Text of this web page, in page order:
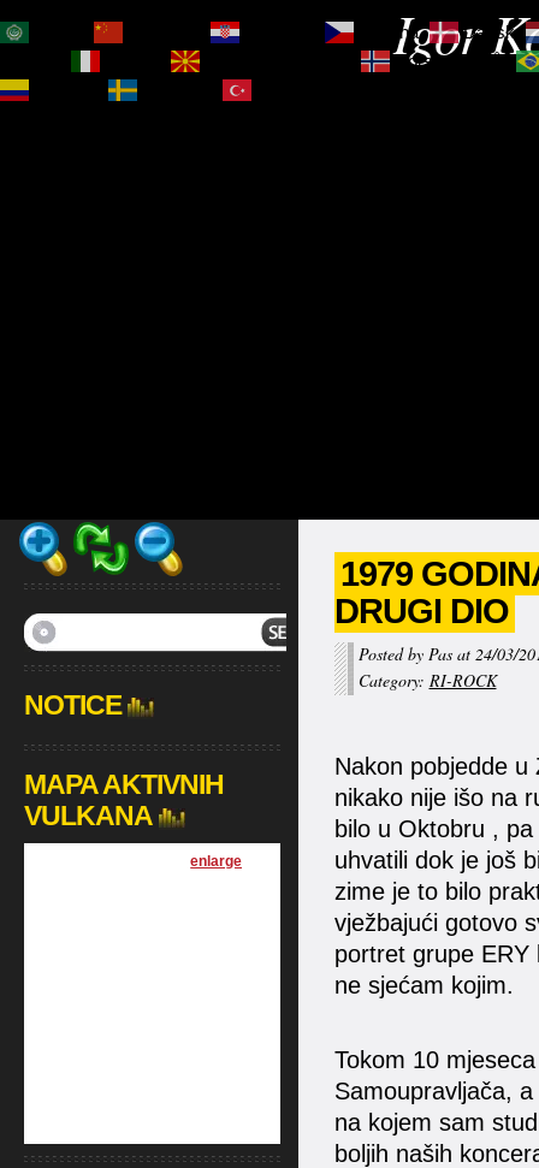
Igor
1979
DRUGI DIO
Posted by Pas at 24/03/
Category: RI-ROCK
Nakon pobjedde u
nikako nije išo na
bilo u Oktobru ,
uhvatili dok je još
zime je to bilo
vježbajući gotovo
portret grupe ERY
ne sjećam kojim.
Tokom 10
Samoupravljača,
na kojem sam
boljih naših
NOTICE
MAPA AKTIVNIH
VULKANA
[enlarge
Čeština‎
Dansk
Norsk bokmål